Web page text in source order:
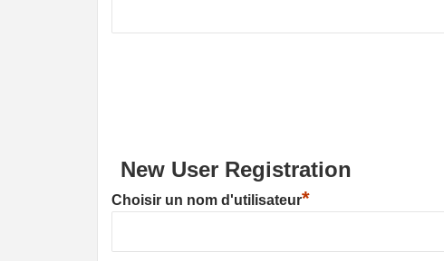
New User Registration
Choisir un nom d'utilisateur*